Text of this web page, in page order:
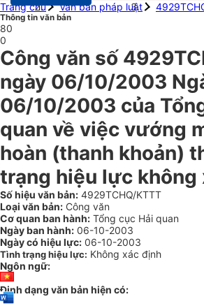
Trang chủ
Văn bản pháp luật
Thông tin văn bản
80
0
Công văn số
ngày 06/10/2003
06/10/2003 của
quan về việc vướng
hoàn (thanh khoản)
trạng hiệu lực không
Số hiệu văn bản: 4929TCHQ/KTTT
Loại văn bản: Công văn
Cơ quan ban hành: Tổng cục Hải quan
Ngày ban hành: 06-10-2003
Ngày có hiệu lực: 06-10-2003
Tình trạng hiệu lực: Không xác định
Ngôn ngữ:
Định dạng văn bản hiện có: